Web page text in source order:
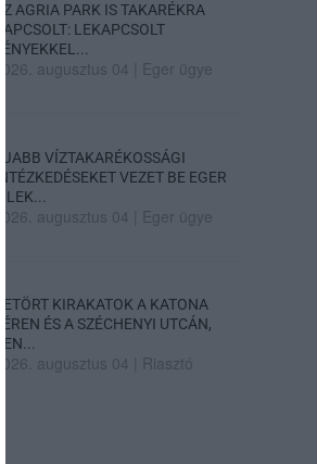
AZ AGRIA PARK IS TAKARÉKRA
KAPCSOLT: LEKAPCSOLT
FÉNYEKKEL...
2026. augusztus 04 Eger ügye
ÚJABB VÍZTAKARÉKOSSÁGI
INTÉZKEDÉSEKET VEZET BE EGER
– LEK...
2026. augusztus 04 Eger ügye
BETÖRT KIRAKATOK A KATONA
TÉREN ÉS A SZÉCHENYI UTCÁN,
REN...
2026. augusztus 04 Riasztó